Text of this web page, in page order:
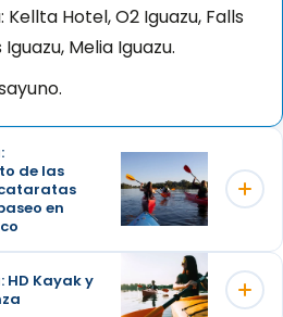
Hotel, O2 Iguazu, Falls
Melia Iguazu.
de las
en
visitaremos las
HD Kayak y